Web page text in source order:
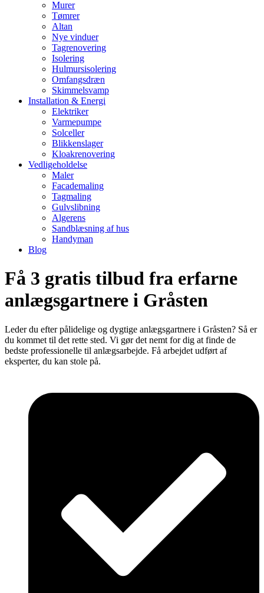
Murer
Tømrer
Altan
Nye vinduer
Tagrenovering
Isolering
Hulmursisolering
Omfangsdræn
Skimmelsvamp
Installation & Energi
Elektriker
Varmepumpe
Solceller
Blikkenslager
Kloakrenovering
Vedligeholdelse
Maler
Facademaling
Tagmaling
Gulvslibning
Algerens
Sandblæsning af hus
Handyman
Blog
Få 3 gratis tilbud fra erfarne
anlægsgartnere i Gråsten
Leder du efter pålidelige og dygtige anlægsgartnere i Gråsten? Så er
du kommet til det rette sted. Vi gør det nemt for dig at finde de
bedste professionelle til anlægsarbejde. Få arbejdet udført af
eksperter, du kan stole på.